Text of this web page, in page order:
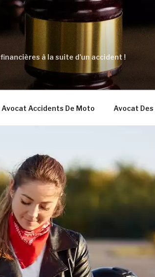
à la suite d'un accident !
Avocat Accidents De Moto Avocat